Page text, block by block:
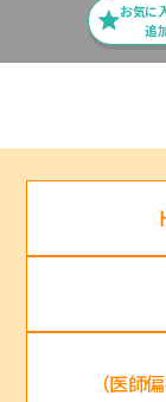
お気に
追
（医師